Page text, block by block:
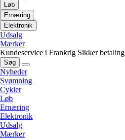
Løb
Ernæring
Elektronik
Udsalg
Mærker
Kundeservice i Frankrig Sikker betaling
Søg
Nyheder
Svømning
Cykler
Løb
Ernæring
Elektronik
Udsalg
Mærker